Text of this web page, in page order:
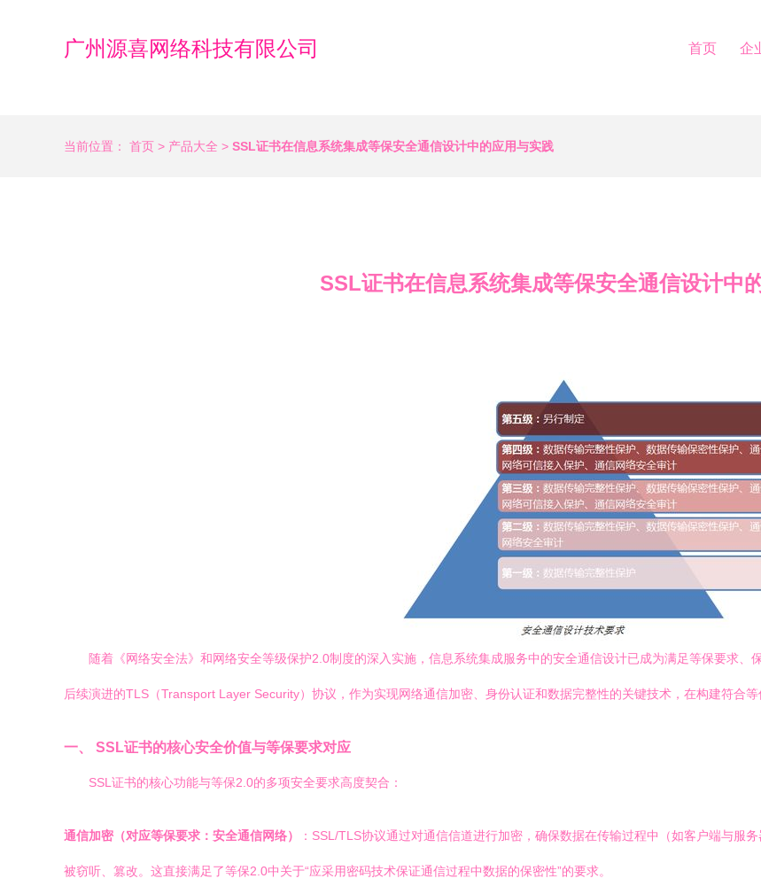
广州源喜网络科技有限公司 首页 企
当前位置： 首页 > 产品大全 > SSL证书在信息系统集成等保安全通信设计中的应用与实践
SSL证书在信息系统集成等保安全通信设计中
随着《网络安全法》和网络安全等级保护2.0制度的深入实施，信息系统集成服务中的安全通信设计已成为满足等保要求
后续演进的TLS（Transport Layer Security）协议，作为实现网络通信加密、身份认证和数据完整性的关键技术，在构建符合
一、 SSL证书的核心安全价值与等保要求对应
SSL证书的核心功能与等保2.0的多项安全要求高度契合：
通信加密（对应等保要求：安全通信网络） ：SSL/TLS协议通过对通信信道进行加密，确保数据在传输过程中（如客户端与服
被窃听、篡改。这直接满足了等保2.0中关于“应采用密码技术保证通信过程中数据的保密性”的要求。